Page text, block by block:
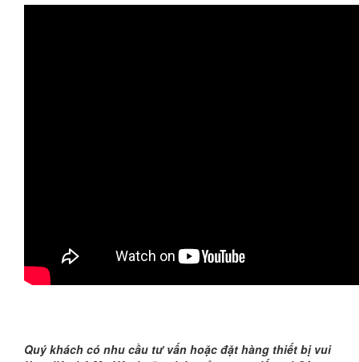
Quý khách có nhu cầu tư vấn hoặc đặt hàng thiết bị vui